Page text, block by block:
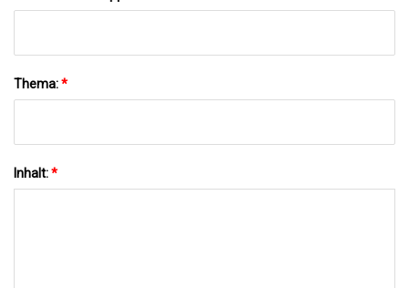
Thema:*
Inhalt:*